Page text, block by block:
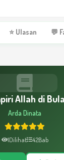
⭐ Ulasan 💬
Allah di
Arda Dinata
1Dilihat 42Bab